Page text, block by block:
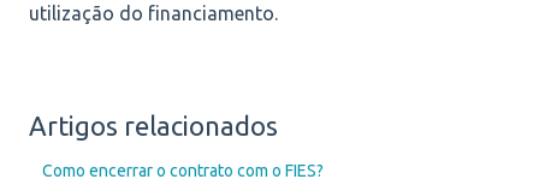
utilização do financiamento.
Artigos relacionados
Como encerrar o contrato com o FIES?